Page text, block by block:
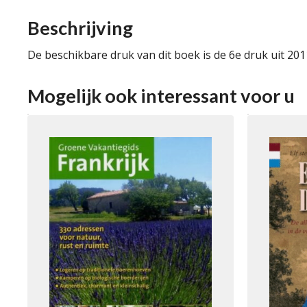
Beschrijving
De beschikbare druk van dit boek is de 6e druk uit
Mogelijk ook interessant voor u